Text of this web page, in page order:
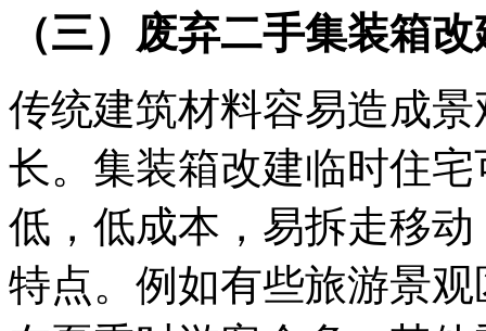
（三）废弃二手集装箱
传统建筑材料容易造成
长。集装箱改建临时住
低，低成本，易拆走移
特点。例如有些旅游景